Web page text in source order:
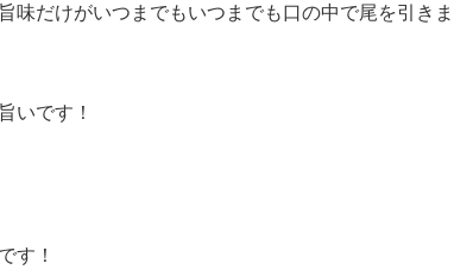
味だけがいつまでもいつまでも口の中で尾を引きま
いです！
す！